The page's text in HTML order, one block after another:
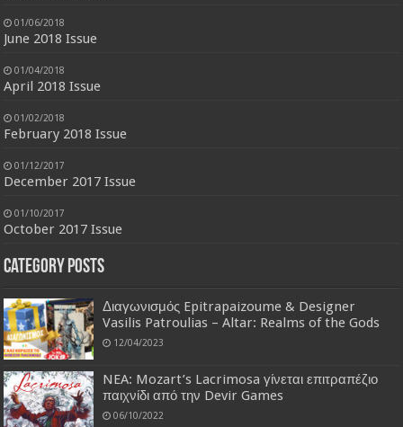
01/06/2018
June 2018 Issue
01/04/2018
April 2018 Issue
01/02/2018
February 2018 Issue
01/12/2017
December 2017 Issue
01/10/2017
October 2017 Issue
Category Posts
Διαγωνισμός Epitrapaizoume & Designer
Vasilis Patroulias – Altar: Realms of the Gods
12/04/2023
NEA: Mozart’s Lacrimosa γίνεται επιτραπέζιο
παιχνίδι από την Devir Games
06/10/2022